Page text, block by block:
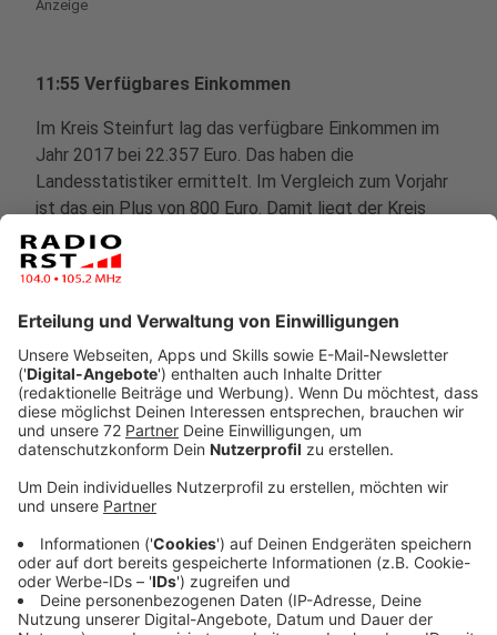
Anzeige
11:55 Verfügbares Einkommen
Im Kreis Steinfurt lag das verfügbare Einkommen im
Jahr 2017 bei 22.357 Euro. Das haben die
Landesstatistiker ermittelt. Im Vergleich zum Vorjahr
ist das ein Plus von 800 Euro. Damit liegt der Kreis
Steinfurt knapp über dem NRW-Schnitt. Am meisten
verdienen die Menschen in Tecklenburg. Mit mehr als
28.000 Euro ist der Ort auf Platz 20 in NRW. Das
niedrigste Einkommen haben die Recker.
Anzeige
10:50 Fridays For Future in Münster startet
Die Fridays For Future Organisatoren in Münster haben
ihr Ziel übertroffen. Mehr als 20.000 Teilnehmer ziehen
durch die Stadt. Im Moment läuft der
Demonstrationszug vom Prinzipalmarkt durch die
Innenstadt. Die Abschlusskundgebung ist wieder am
Prinzipalmarkt mit Bühnenprogramm bis in den